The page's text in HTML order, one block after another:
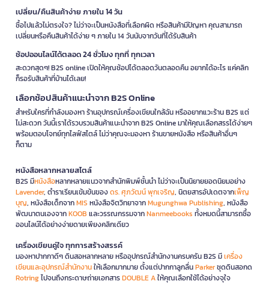
เปลี่ยน/คืนสินค้าง่าย ภายใน 14 วัน
ซื้อไปแล้วไม่ตรงใจ? ไม่ว่าจะเป็นหนังสือที่เลือกผิด หรือสินค้ามีปัญหา คุณสามารถ
เปลี่ยนหรือคืนสินค้าได้ง่าย ๆ ภายใน 14 วันนับจากวันที่ได้รับสินค้า
ช้อปออนไลน์ได้ตลอด 24 ชั่วโมง ทุกที่ ทุกเวลา
สะดวกสุดๆ! B2S online เปิดให้คุณช้อปได้ตลอดวันตลอดคืน อยากได้อะไร แค่คลิก
ก็รอรับสินค้าที่บ้านได้เลย!
เลือกช้อปสินค้าแนะนำจาก B2S Online
สำหรับใครที่กำลังมองหา ร้านอุปกรณ์เครื่องเขียนใกล้ฉัน หรืออยากแวะร้าน B2S แต่
ไม่สะดวก วันนี้เราได้รวบรวมสินค้าแนะนำจาก B2S Online มาให้คุณเลือกสรรได้ง่ายๆ
พร้อมตอบโจทย์ทุกไลฟ์สไตล์ ไม่ว่าคุณจะมองหา ร้านขายหนังสือ หรือสินค้าอื่นๆ
ก็ตาม
หนังสือหลากหลายสไตล์
B2S มีหนังสือหลากหลายแนวจากสำนักพิมพ์ชั้นนำ ไม่ว่าจะเป็นนิยายยอดนิยมอย่าง
Lavender, ตำราเรียนเข้มข้นของดร. ศุภวัฒน์ พุกเจริญ, นิตยสารอัปเดตจากเพ็ญ
บุญ, หนังสือเด็กจากMIS หนังสือจิตวิทยาจากMugunghwa Publishing, หนังสือ
พัฒนาตนเองจากKOOB และวรรณกรรมจากNanmeebooks ทั้งหมดนี้สามารถซื้อ
ออนไลน์ได้อย่างง่ายดายเพียงคลิกเดียว
เครื่องเขียนคู่ใจ ทุกการสร้างสรรค์
มองหาปากกาดีๆ ดินสอหลากหลาย หรืออุปกรณ์สำนักงานครบครัน B2S มีเครื่อง
เขียนและอุปกรณ์สำนักงานให้เลือกมากมาย ตั้งแต่ปากกาลูกลื่นParkerชุดดินสอกด
Rotringไปจนถึงกระดาษถ่ายเอกสารDOUBLE Aให้คุณเลือกใช้ได้อย่างจุใจ